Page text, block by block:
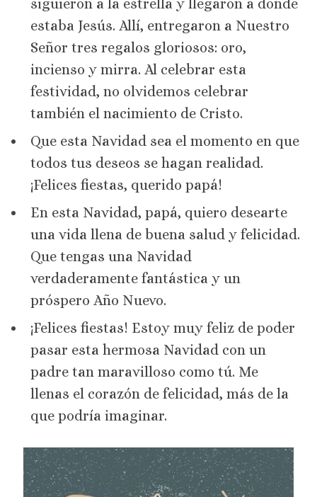
siguieron a la estrella y llegaron a donde
estaba Jesús. Allí, entregaron a Nuestro
Señor tres regalos gloriosos: oro,
incienso y mirra. Al celebrar esta
festividad, no olvidemos celebrar
también el nacimiento de Cristo.
Que esta Navidad sea el momento en que
todos tus deseos se hagan realidad.
¡Felices fiestas, querido papá!
En esta Navidad, papá, quiero desearte
una vida llena de buena salud y felicidad.
Que tengas una Navidad
verdaderamente fantástica y un
próspero Año Nuevo.
¡Felices fiestas! Estoy muy feliz de poder
pasar esta hermosa Navidad con un
padre tan maravilloso como tú. Me
llenas el corazón de felicidad, más de la
que podría imaginar.